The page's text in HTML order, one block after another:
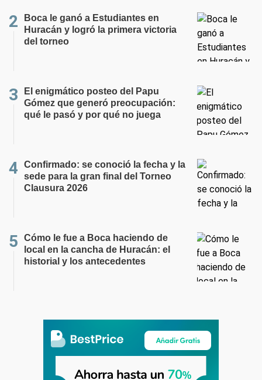
Boca le ganó a Estudiantes en
Huracán y logró la primera victoria
del torneo
El enigmático posteo del Papu
Gómez que generó preocupación:
qué le pasó y por qué no juega
Confirmado: se conoció la fecha y la
sede para la gran final del Torneo
Clausura 2026
Cómo le fue a Boca haciendo de
local en la cancha de Huracán: el
historial y los antecedentes